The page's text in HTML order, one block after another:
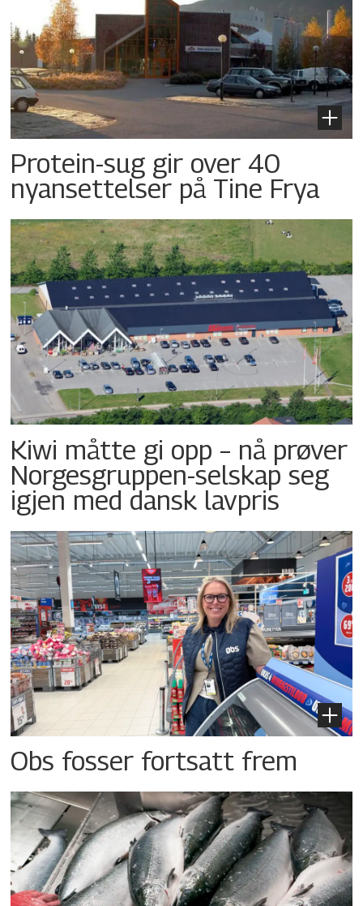
Protein-sug gir over 40
nyansettelser på Tine Frya
Kiwi måtte gi opp – nå prøver
Norgesgruppen-selskap seg
igjen med dansk lavpris
Obs fosser fortsatt frem